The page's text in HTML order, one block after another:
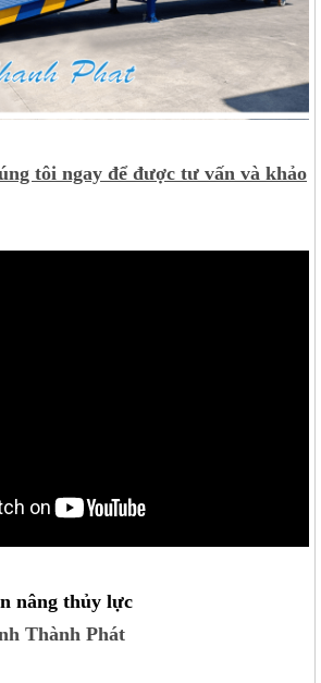
tôi ngay để được tư vấn và khảo
nâng thủy lực
Thành Phát